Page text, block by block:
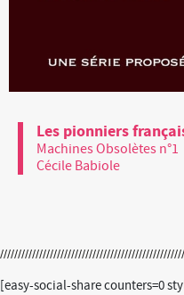
Les pionniers
Machines Obsolètes n°1
Cécile Babiole
[easy-social-share counters=0